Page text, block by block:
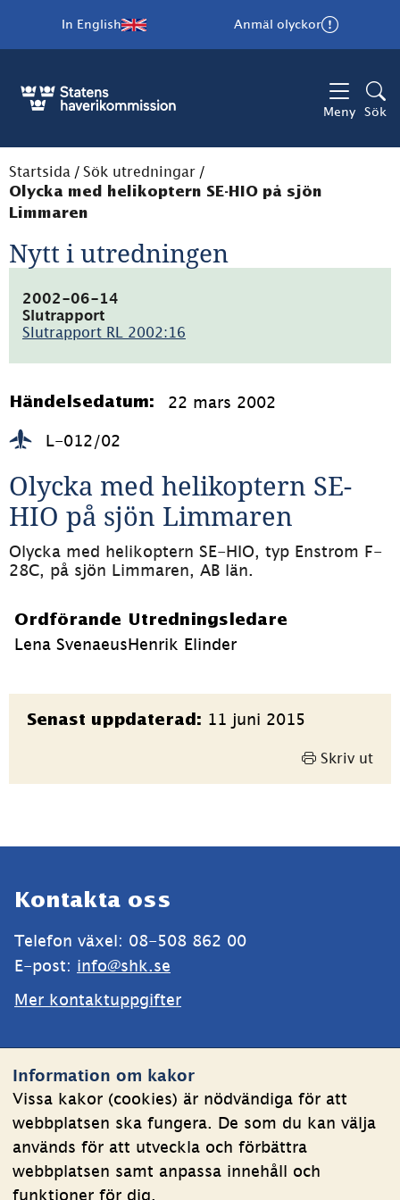
Information om kakor
Vissa kakor (cookies) är nödvändiga för att
webbplatsen ska fungera. De som du kan välja
används för att utveckla och förbättra
webbplatsen samt anpassa innehåll och
funktioner för dig.
In English Anmäl olyckor
Meny Sök
Startsida / Sök utredningar /
Olycka med helikoptern SE-HIO på sjön
Limmaren
Nytt i utredningen
2002-06-14
Slutrapport
Slutrapport RL 2002:16
46kB)
Händelsedatum: 22 mars 2002
L-012/02
Olycka med helikoptern SE-
HIO på sjön Limmaren
Olycka med helikoptern SE-HIO, typ Enstrom F-
28C, på sjön Limmaren, AB län.
Ordförande
Lena Svenaeus
Utredningsledare
Henrik Elinder
Sidinformation
Senast uppdaterad: 11 juni 2015
Skriv ut
Kontakta oss
Telefon växel: 08-508 862 00
E-post: info@shk.se
Mer kontaktuppgifter
Om kakor
Behandling av personuppgifter
Tillgänglighetsredogörelse